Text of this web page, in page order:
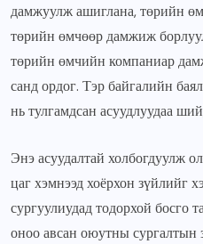
дамжуулж ашиглана, төрийн
төрийн өмчөөр дамжиж
төрийн өмчийн компаниар
санд ордог. Тэр байгалийн
нь тулгамдсан асуудлуудаа
Энэ асуудалтай холбогдуулж
цаг хэмнээд хоёрхон зүйлийг
сургуулиудад тодорхой босго
оноо авсан оюутны сургалтын